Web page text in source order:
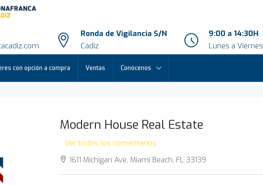
Ronda de Vigilancia S/N
Cádiz
9:00 a 14:30H
Lunes a Viernes
con opción a compra Ventas Conócenos
Modern House Real Estate
Ver todos los comentarios
1611 Michigan Ave, Miami Beach, FL 33139